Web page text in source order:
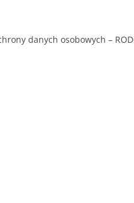
danych osobowych –